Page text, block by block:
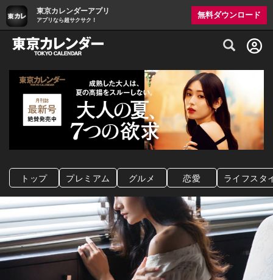
東京カレンダーアプリ
アプリなら超サクサク！
無料ダウンロード
グルメ情報・プレミアムレストラン予約
トップ プレミアム グルメ 恋愛 ライフスタ